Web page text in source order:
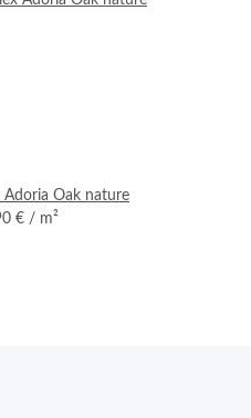
Adoria Oak nature
€ / m²